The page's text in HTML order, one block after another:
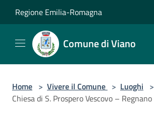
Regione Emilia-Romagna
Comune di Viano
Home > Vivere il Comune > Luoghi >
Chiesa di S. Prospero Vescovo – Regnano